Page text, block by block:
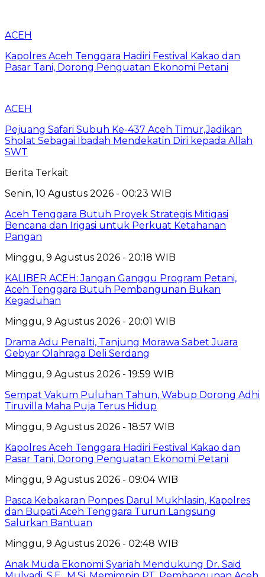
ACEH
Kapolres Aceh Tenggara Hadiri Festival Kakao dan
Pasar Tani, Dorong Penguatan Ekonomi Petani
ACEH
Pejuang Safari Subuh Ke-437 Aceh Timur,Jadikan
Sholat Sebagai Ibadah Mendekatin Diri kepada Allah
SWT
Berita Terkait
Senin, 10 Agustus 2026 - 00:23 WIB
Aceh Tenggara Butuh Proyek Strategis Mitigasi
Bencana dan Irigasi untuk Perkuat Ketahanan
Pangan
Minggu, 9 Agustus 2026 - 20:18 WIB
KALIBER ACEH: Jangan Ganggu Program Petani,
Aceh Tenggara Butuh Pembangunan Bukan
Kegaduhan
Minggu, 9 Agustus 2026 - 20:01 WIB
Drama Adu Penalti, Tanjung Morawa Sabet Juara
Gebyar Olahraga Deli Serdang
Minggu, 9 Agustus 2026 - 19:59 WIB
Sempat Vakum Puluhan Tahun, Wabup Dorong Adhi
Tiruvilla Maha Puja Terus Hidup
Minggu, 9 Agustus 2026 - 18:57 WIB
Kapolres Aceh Tenggara Hadiri Festival Kakao dan
Pasar Tani, Dorong Penguatan Ekonomi Petani
Minggu, 9 Agustus 2026 - 09:04 WIB
Pasca Kebakaran Ponpes Darul Mukhlasin, Kapolres
dan Bupati Aceh Tenggara Turun Langsung
Salurkan Bantuan
Minggu, 9 Agustus 2026 - 02:48 WIB
Anak Muda Ekonomi Syariah Mendukung Dr. Said